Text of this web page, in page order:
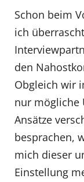
Schon beim
ich
den
Obgleich wir
nur mögliche
Ansätze
besprachen,
mich dieser
Einstellung